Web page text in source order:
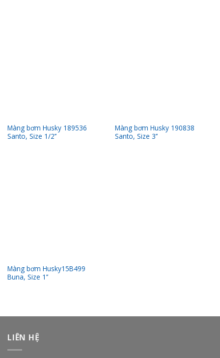
Màng bơm Husky 189536
Santo, Size 1/2’’
Màng bơm Husky 190838
Santo, Size 3’’
Màng bơm Husky15B499
Buna, Size 1’’
LIÊN HỆ